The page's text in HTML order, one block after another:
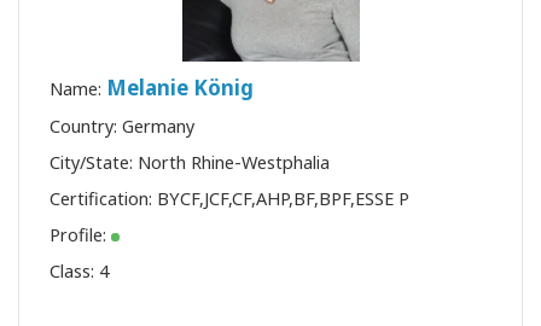
Name: Melanie König
Country: Germany
City/State: North Rhine-Westphalia
Certification: BYCF,JCF,CF,AHP,BF,BPF,ESSE P
Profile:
Class: 4